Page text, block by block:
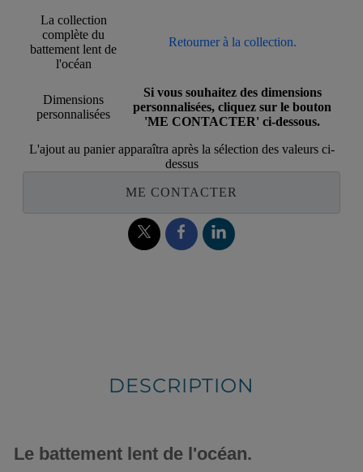
La collection
complète du
battement lent de
l'océan
Retourner à la collection.
Dimensions
personnalisées
Si vous souhaitez des dimensions
personnalisées, cliquez sur le bouton
'ME CONTACTER' ci-dessous.
L'ajout au panier apparaîtra après la sélection des valeurs ci-
dessus
ME CONTACTER
DESCRIPTION
Le battement lent de l'océan.